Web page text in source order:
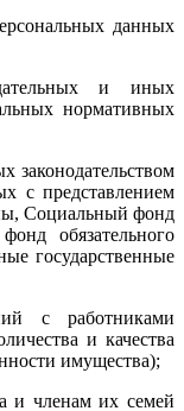
данных
и иных
нормативных
законодательством
с представлением
Социальный фонд
обязательного
государственные
с работниками
и качества
имущества);
и членам их семей